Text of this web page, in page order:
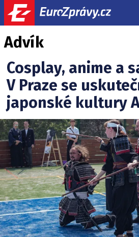
Advík
Cosplay, anime a
V Praze se
japonské kultury